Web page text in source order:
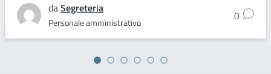
daSegreteria
Personale amministrativo 0